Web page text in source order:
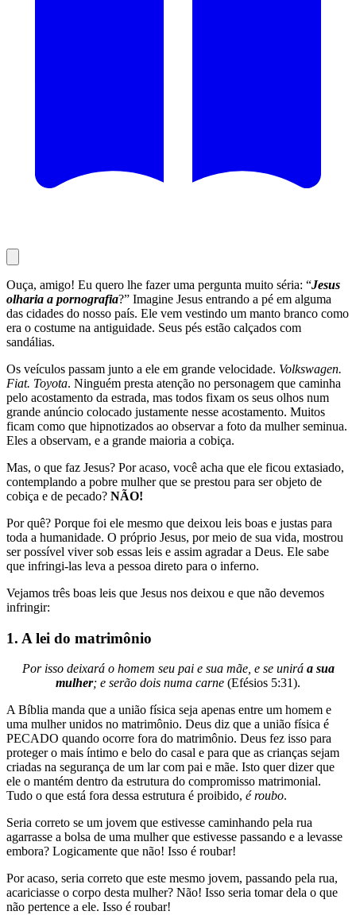
Ouça, amigo! Eu quero lhe fazer uma pergunta muito séria: “Jesus
olharia a pornografia?” Imagine Jesus entrando a pé em alguma
das cidades do nosso país. Ele vem vestindo um manto branco como
era o costume na antiguidade. Seus pés estão calçados com
sandálias.
Os veículos passam junto a ele em grande velocidade. Volkswagen.
Fiat. Toyota. Ninguém presta atenção no personagem que caminha
pelo acostamento da estrada, mas todos fixam os seus olhos num
grande anúncio colocado justamente nesse acostamento. Muitos
ficam como que hipnotizados ao observar a foto da mulher seminua.
Eles a observam, e a grande maioria a cobiça.
Mas, o que faz Jesus? Por acaso, você acha que ele ficou extasiado,
contemplando a pobre mulher que se prestou para ser objeto de
cobiça e de pecado? NÃO!
Por quê? Porque foi ele mesmo que deixou leis boas e justas para
toda a humanidade. O próprio Jesus, por meio de sua vida, mostrou
ser possível viver sob essas leis e assim agradar a Deus. Ele sabe
que infringi-las leva a pessoa direto para o inferno.
Vejamos três boas leis que Jesus nos deixou e que não devemos
infringir:
1. A lei do matrimônio
Por isso deixará o homem seu pai e sua mãe, e se unirá a sua
mulher; e serão dois numa carne (Efésios 5:31).
A Bíblia manda que a união física seja apenas entre um homem e
uma mulher unidos no matrimônio. Deus diz que a união física é
PECADO quando ocorre fora do matrimônio. Deus fez isso para
proteger o mais íntimo e belo do casal e para que as crianças sejam
criadas na segurança de um lar com pai e mãe. Isto quer dizer que
ele o mantém dentro da estrutura do compromisso matrimonial.
Tudo o que está fora dessa estrutura é proibido, é roubo.
Seria correto se um jovem que estivesse caminhando pela rua
agarrasse a bolsa de uma mulher que estivesse passando e a levasse
embora? Logicamente que não! Isso é roubar!
Por acaso, seria correto que este mesmo jovem, passando pela rua,
acariciasse o corpo desta mulher? Não! Isso seria tomar dela o que
não pertence a ele. Isso é roubar!